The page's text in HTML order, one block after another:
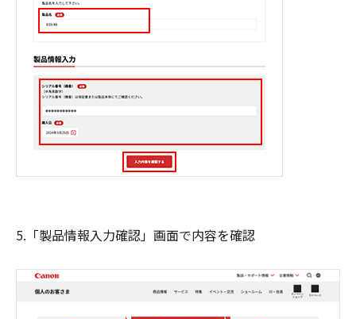
5.「製品情報入力確認」画面で内容を確認